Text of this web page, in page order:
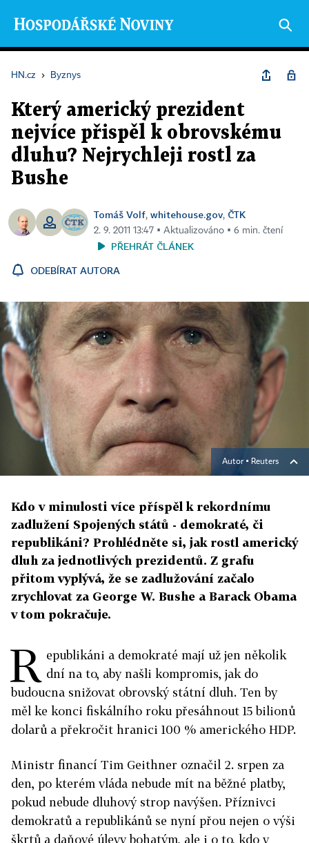
HN.cz › Byznys
Který americký prezident
nejvíce přispěl k obrovskému
dluhu? Nejrychleji rostl za
Bushe
Tomáš Volf, whitehouse.gov, ČTK
2. 9. 2011 13:47 ▪ Aktualizováno ▪ 6 min. čtení
PŘEHRÁT ČLÁNEK
ODEBÍRAT AUTORA
Autor ▪ Reuters
Kdo v minulosti více příspěl k rekordnímu
zadlužení Spojených států - demokraté, či
republikáni? Prohlédněte si, jak rostl americký
dluh za jednotlivých prezidentů. Z grafu
přitom vyplývá, že se zadlužování začalo
zrychlovat za George W. Bushe a Barack Obama
v tom pokračuje.
R epublikáni a demokraté mají už jen několik
dní na to, aby našli kompromis, jak do
budoucna snižovat obrovský státní dluh. Ten by
měl ke konci fiskálního roku přesáhnout 15 bilionů
dolarů a překročit hranici 100 % amerického HDP.
Ministr financí Tim Geithner označil 2. srpen za
den, po kterém vláda nebude mít na běžné platby,
pokud nebude dluhový strop navýšen. Příznivci
demokratů a republikánů se nyní přou nejen o výši
škrtů a daňové úlevy bohatým, ale i o to, kdo v